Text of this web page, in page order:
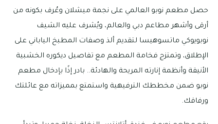
حصل مطعم نوبو العالمي على نجمة ميشلان وعُرف بكونه من
أرقى وأشهر مطاعم دبي والعالم، ويُشرف عليه الشيف
نوبويوكي ماتسوهيسا لتقديم ألذ وصفات المطبخ الياباني على
الإطلاق، وتمتزج فخامة المطعم مع تفاصيل ديكوره الخشبية
الأنيقة وأنظمة إنارته المريحة والهادئة.. بادر إذًا بإدخال مطعم
نوبو ضمن مخططك الترفيهية واستمتع بمميزاته مع عائلتك
ورفاقك.